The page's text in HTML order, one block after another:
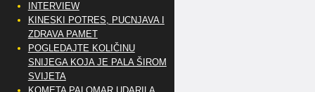
INTERVIEW
KINESKI POTRES, PUCNJAVA I
ZDRAVA PAMET
POGLEDAJTE KOLIČINU
SNIJEGA KOJA JE PALA ŠIROM
SVIJETA